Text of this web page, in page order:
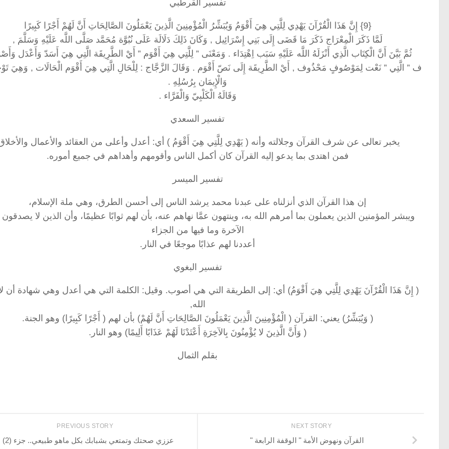
تفسير القرطبي
{9} إِنَّ هَذَا الْقُرْآنَ يَهْدِي لِلَّتِي هِيَ أَقْوَمُ وَيُبَشِّرُ الْمُؤْمِنِينَ الَّذِينَ يَعْمَلُونَ الصَّالِحَاتِ أَنَّ لَهُمْ أَجْرًا كَبِيرًا
لَمَّا ذَكَرَ الْمِعْرَاج ذَكَرَ مَا قَضَى إِلَى بَنِي إِسْرَائِيل , وَكَانَ ذَلِكَ دَلَالَة عَلَى نُبُوَّة مُحَمَّد صَلَّى اللَّه عَلَيْهِ وَسَلَّمَ ,
ثُمَّ بَيَّنَ أَنَّ الْكِتَاب الَّذِي أَنْزَلَهُ اللَّه عَلَيْهِ سَبَب اِهْتِدَاء . وَمَعْنَى ” لِلَّتِي هِيَ أَقْوَم ” أَيْ الطَّرِيقَة الَّتِي هِيَ أَسَدّ وَأَعْدَل
ف ” الَّتِي ” نَعْت لِمَوْصُوفٍ مَحْذُوف , أَيْ الطَّرِيقَة إِلَى نَصّ أَقْوَم . وَقَالَ الزَّجَّاج : لِلْحَالِ الَّتِي هِيَ أَقْوَم الْحَالَات , وَهِيَ
وَالْإِيمَان بِرُسُلِهِ .
وَقَالَهُ الْكَلْبِيّ وَالْفَرَّاء .
تفسير السعدي
يخبر تعالى عن شرف القرآن وجلالته وأنه ( يَهْدِي لِلَّتِي هِيَ أَقْوَمُ ) أي: أعدل وأعلى من العقائد والأعمال
فمن اهتدى بما يدعو إليه القرآن كان أكمل الناس وأقومهم وأهداهم في جميع أموره.
تفسير الميسر
إن هذا القرآن الذي أنزلناه على عبدنا محمد يرشد الناس إلى أحسن الطرق، وهي ملة الإسلام،
ويبشر المؤمنين الذين يعملون بما أمرهم الله به، وينتهون عمَّا نهاهم عنه، بأن لهم ثوابًا عظيمًا، وأن الذين لا يصدقون
الآخرة وما فيها من الجزاء
أعددنا لهم عذابًا موجعًا في النار.
تفسير البغوي
( إِنَّ هَذَا الْقُرْآنَ يَهْدِي لِلَّتِي هِيَ أَقْوَمُ) أي: إلى الطريقة التي هي أصوب. وقيل: الكلمة التي هي أعدل وهي شهادة أن لا
الله,
( وَيُبَشِّرُ) يعني: القرآن ( الْمُؤْمِنِينَ الَّذِينَ يَعْمَلُونَ الصَّالِحَاتِ أَنَّ لَهُمْ) بأن لهم ( أَجْرًا كَبِيرًا) وهو الجنة.
( وَأَنَّ الَّذِينَ لا يُؤْمِنُونَ بِالآخِرَةِ أَعْتَدْنَا لَهُمْ عَذَابًا أَلِيمًا) وهو النار.
بقلم الثمال
NEXT STORY
القرآن ونهوض الأمة " الوقفة الرابعة "
PREVIOUS STORY
عززي صحتك وتمتعي بشبابك بكل ماهو طبيعي.. جزء (2)